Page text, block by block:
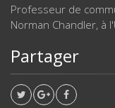
Professeur de
Norman Chandler, à
Partager